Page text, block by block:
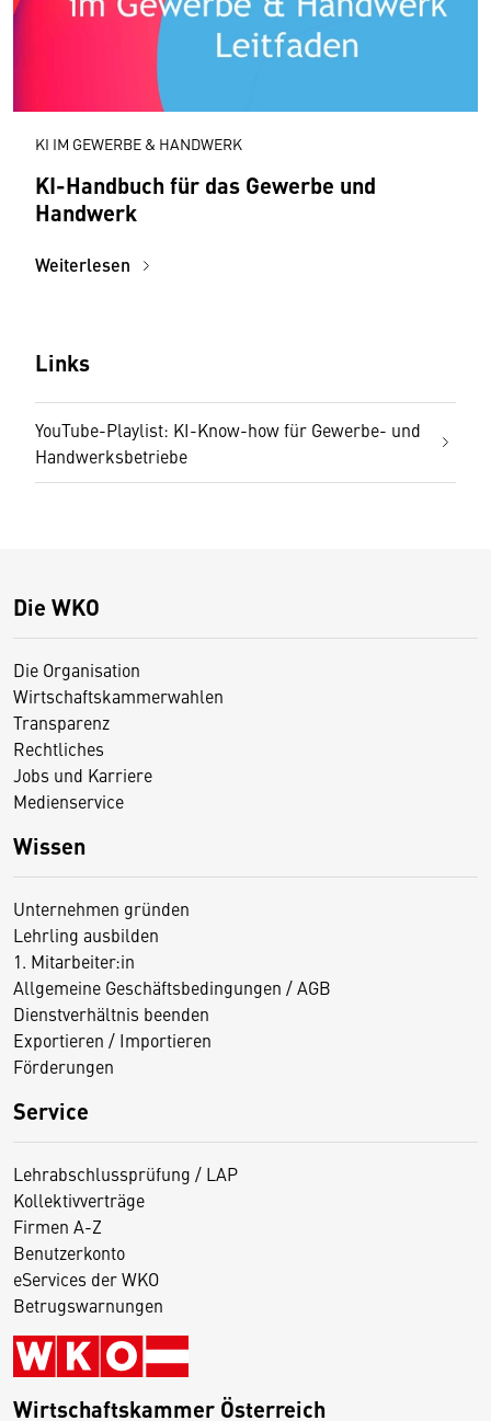
KI IM GEWERBE & HANDWERK
KI-Handbuch für das Gewerbe und
Handwerk
Weiterlesen
Links
YouTube-Playlist: KI-Know-how für Gewerbe- und
Handwerksbetriebe
Die WKO
Die Organisation
Wirtschaftskammerwahlen
Transparenz
Rechtliches
Jobs und Karriere
Medienservice
Wissen
Unternehmen gründen
Lehrling ausbilden
1. Mitarbeiter:in
Allgemeine Geschäftsbedingungen / AGB
Dienstverhältnis beenden
Exportieren / Importieren
Förderungen
Service
Lehrabschlussprüfung / LAP
Kollektivverträge
Firmen A-Z
Benutzerkonto
eServices der WKO
Betrugswarnungen
Wirtschaftskammer Österreich